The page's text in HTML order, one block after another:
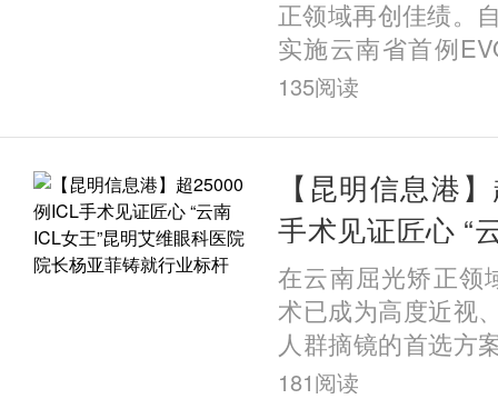
正领域再创佳绩。
实施云南省首例
植入近视手术以来
破这一数量的眼科
沿技术，为何能在
城昆明实现规模化
访发现，答案藏在
院二十六年的深耕
135阅读
【昆明信息港
手术见证匠心 “
明艾维眼科医
就行业标杆
在云南屈光矫正领
术已成为高度近视
人群摘镜的首选方
术领域的标杆人物
181阅读